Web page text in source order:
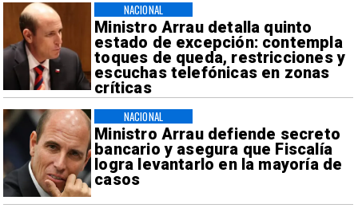
Ministro Arrau detalla quinto
estado de excepción: contempla
toques de queda, restricciones y
escuchas telefónicas en zonas
críticas
NACIONAL
Ministro Arrau defiende secreto
bancario y asegura que Fiscalía
logra levantarlo en la mayoría de
casos
NACIONAL